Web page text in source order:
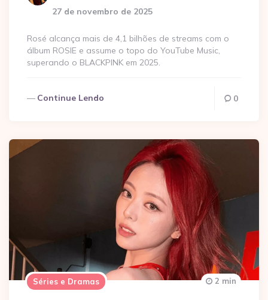
27 de novembro de 2025
Rosé alcança mais de 4,1 bilhões de streams com o
álbum ROSIE e assume o topo do YouTube Music,
superando o BLACKPINK em 2025.
Continue Lendo 0
Séries e Dramas 2 min